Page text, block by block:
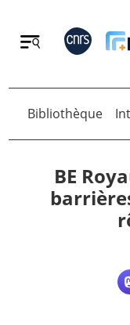
Retour
Bibliothèque
BE